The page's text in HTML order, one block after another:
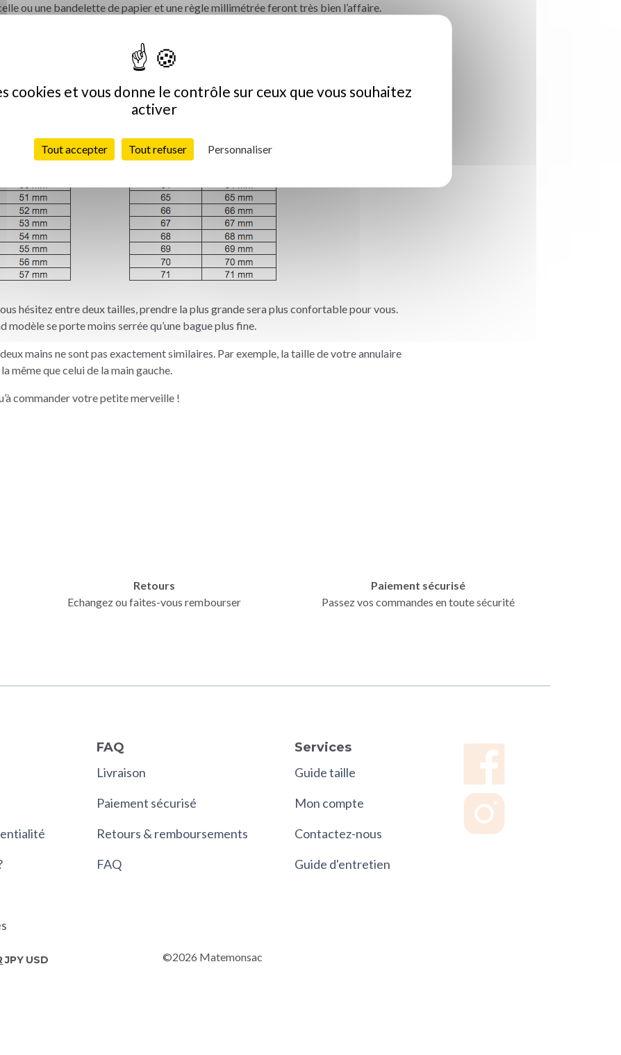
ou une bandelette de papier et une règle millimétrée feront très bien l’affaire.
hésitez entre deux tailles, prendre la plus grande sera plus confortable pour vous.
modèle se porte moins serrée qu’une bague plus fine.
mains ne sont pas exactement similaires. Par exemple, la taille de votre annulaire
même que celui de la main gauche.
commander votre petite merveille !
Retours
Echangez ou faites-vous rembourser
Paiement sécurisé
Passez vos commandes en toute sécurité
FAQ
Livraison
Paiement sécurisé
Retours & remboursements
FAQ
Services
Guide taille
Mon compte
Contactez-nous
Guide d'entretien
JPY USD ©2026 Matemonsac
cookies et vous donne le contrôle sur ceux que vous souhaitez
activer
Tout accepter Tout refuser Personnaliser